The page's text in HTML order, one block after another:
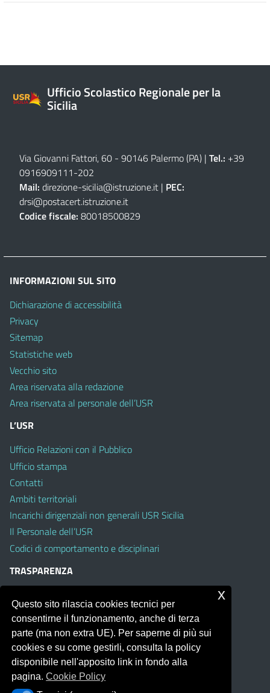
Ufficio Scolastico Regionale per la
Sicilia
Via Giovanni Fattori, 60 - 90146 Palermo (PA) | Tel.: +39
0916909111-202
Mail: direzione-sicilia@istruzione.it | PEC:
drsi@postacert.istruzione.it
Codice fiscale: 80018500829
INFORMAZIONI SUL SITO
Dichiarazione di accessibilità
Privacy
Sitemap
Statistiche web
Vecchio sito
Area riservata alla redazione
Area riservata al personale dell’USR
L’USR
Ufficio Relazioni con il Pubblico
Ufficio stampa
Contatti
Ambiti territoriali
Incarichi dirigenziali non generali USR Sicilia
Il Personale dell’USR
Codici di comportamento e disciplinari
TRASPARENZA
Amministrazione Trasparente
Pubblici proclami
PTPCT per le Istituzioni scolastiche della Sicilia
Whistleblowing
Obiettivi di Accessibilità
Questo sito rilascia cookies tecnici per
consentirne il funzionamento, anche di terza
parte (ma non extra UE). Per saperne di più sui
cookies e su come gestirli, consulta la policy
disponibile nell'apposito link in fondo alla
pagina.Cookie Policy
x